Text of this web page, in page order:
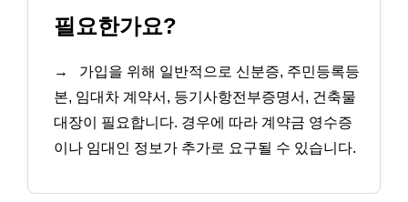
필요한가요?
→
가입을 위해 일반적으로 신분증, 주민등록등
본, 임대차 계약서, 등기사항전부증명서, 건축물
대장이 필요합니다. 경우에 따라 계약금 영수증
이나 임대인 정보가 추가로 요구될 수 있습니다.